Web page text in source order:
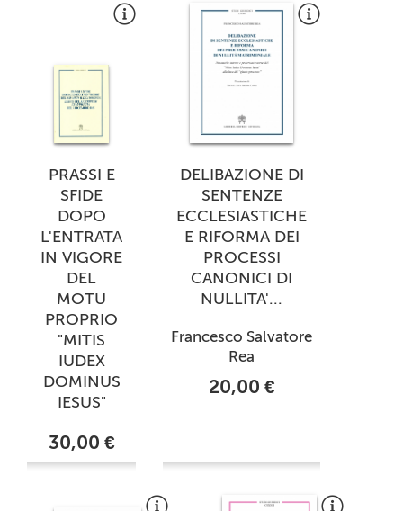
AUTORI VARI
PRASSI E
SFIDE
DOPO
L'ENTRATA
IN VIGORE
DEL
MOTU
PROPRIO
"MITIS
IUDEX
DOMINUS
IESUS"
30,00 €
DELIBAZIONE DI
SENTENZE
ECCLESIASTICHE
E RIFORMA DEI
PROCESSI
CANONICI DI
NULLITA'...
Francesco Salvatore
Rea
20,00 €